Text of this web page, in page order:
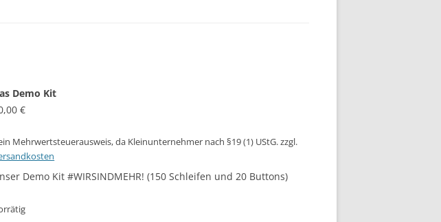
Demo Kit
€
Mehrwertsteuerausweis, da Kleinunternehmer nach §19 (1) UStG.zzgl.
Demo Kit #WIRSINDMEHR! (150 Schleifen und 20 Buttons)